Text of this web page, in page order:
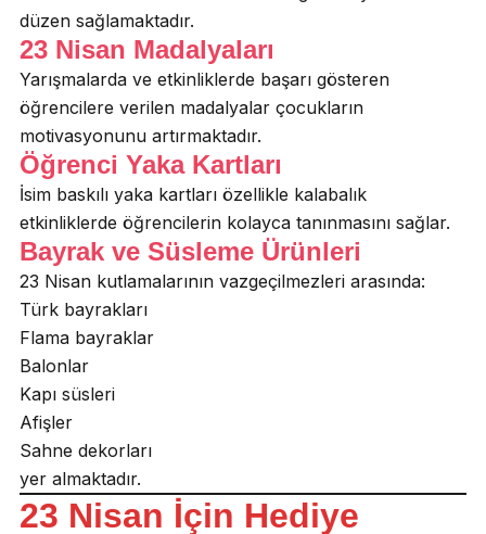
düzen sağlamaktadır.
23 Nisan Madalyaları
Yarışmalarda ve etkinliklerde başarı gösteren
öğrencilere verilen madalyalar çocukların
motivasyonunu artırmaktadır.
Öğrenci Yaka Kartları
İsim baskılı yaka kartları özellikle kalabalık
etkinliklerde öğrencilerin kolayca tanınmasını sağlar.
Bayrak ve Süsleme Ürünleri
23 Nisan kutlamalarının vazgeçilmezleri arasında:
Türk bayrakları
Flama bayraklar
Balonlar
Kapı süsleri
Afişler
Sahne dekorları
yer almaktadır.
23 Nisan İçin Hediye